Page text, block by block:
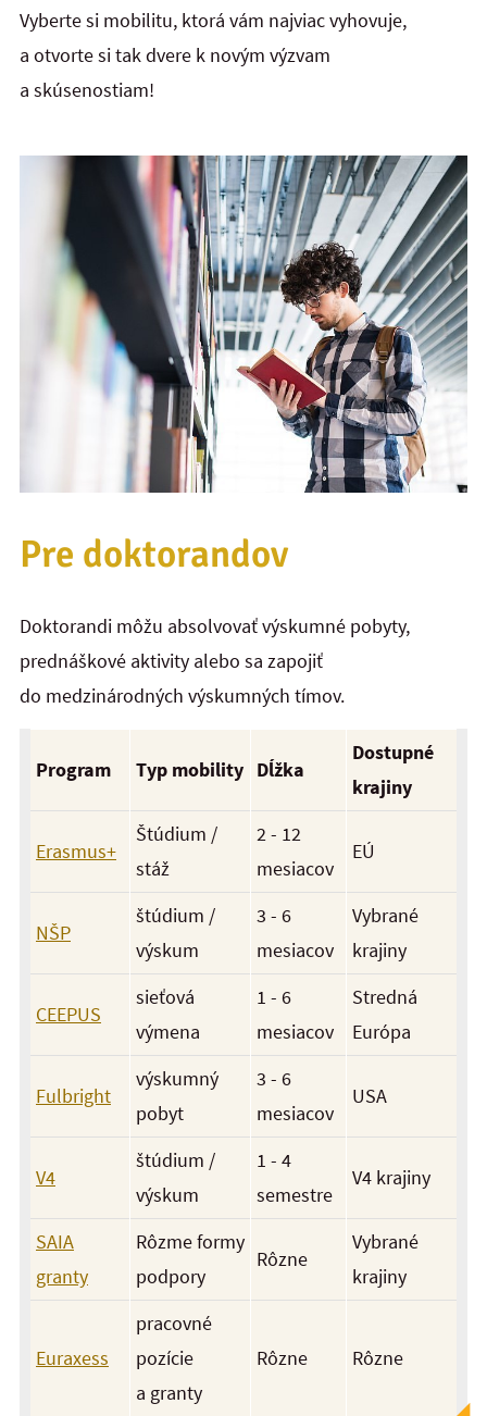
Vyberte si mobilitu, ktorá vám najviac vyhovuje,
a otvorte si tak dvere k novým výzvam
a skúsenostiam!
Pre doktorandov
Doktorandi môžu absolvovať výskumné pobyty,
prednáškové aktivity alebo sa zapojiť
do medzinárodných výskumných tímov.
Program Typ mobility Dĺžka
Dostupné
krajiny
Erasmus+
Štúdium /
stáž
2 - 12
mesiacov
EÚ
NŠP
štúdium /
výskum
3 - 6
mesiacov
Vybrané
krajiny
CEEPUS
sieťová
výmena
1 - 6
mesiacov
Stredná
Európa
Fulbright
výskumný
pobyt
3 - 6
mesiacov
USA
V4
štúdium /
výskum
1 - 4
semestre
V4 krajiny
SAIA
granty
Rôzme formy
podpory
Rôzne
Vybrané
krajiny
Euraxess
pracovné
pozície
a granty
Rôzne Rôzne